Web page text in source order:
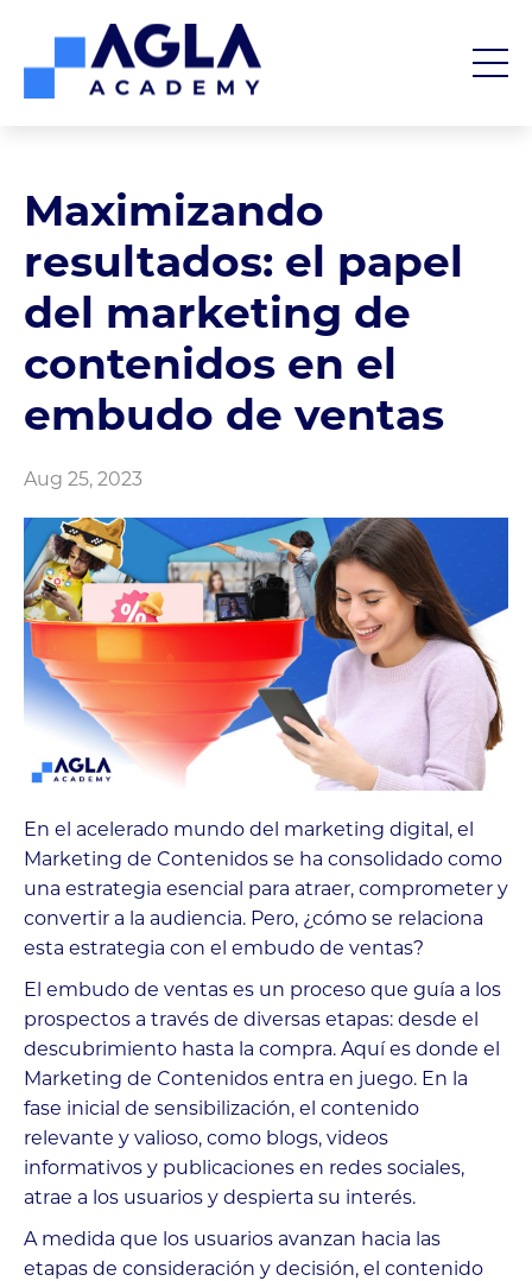
Maximizando
resultados: el papel
del marketing de
contenidos en el
embudo de ventas
Aug 25, 2023
En el acelerado mundo del marketing digital, el
Marketing de Contenidos se ha consolidado como
una estrategia esencial para atraer, comprometer y
convertir a la audiencia. Pero, ¿cómo se relaciona
esta estrategia con el embudo de ventas?
El embudo de ventas es un proceso que guía a los
prospectos a través de diversas etapas: desde el
descubrimiento hasta la compra. Aquí es donde el
Marketing de Contenidos entra en juego. En la
fase inicial de sensibilización, el contenido
relevante y valioso, como blogs, videos
informativos y publicaciones en redes sociales,
atrae a los usuarios y despierta su interés.
A medida que los usuarios avanzan hacia las
etapas de consideración y decisión, el contenido